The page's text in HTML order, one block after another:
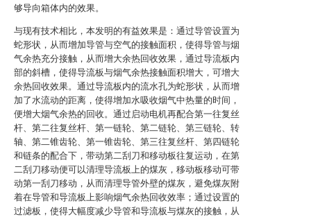
够导向箱体内的效果。
与现有技术相比，本发明的有益效果是：通过导管设置为
蛇形状，从而增加导管与空气的接触面积，使得导管与烟
气余热充分接触，从而增大余热回收效果，通过导流板内
部的斜槽，使得导流板与烟气余热接触面积增大，可增大
余热回收效果。通过导流板内的流水孔为蛇形状，从而增
加了水流动的距离，使得增加水吸收烟气中热量的时间，
便增大烟气余热的回收。通过启动电机再配合第一往复丝
杆、第二往复丝杆、第一链轮、第二链轮、第三链轮、转
轴、第二锥齿轮、第一锥齿轮、第三往复丝杆、第四链轮
和链条的配合下，带动第二刮刀和移动板往复运动，在第
二刮刀移动便可以清理导流板上的煤灰，移动板移动可带
动第一刮刀移动，从而清理导管外壁的煤灰，避免煤灰附
着在导管和导流板上影响烟气余热回收效率；通过设置的
过滤板，使得大幅度减少导管和导流板与煤灰的接触，从